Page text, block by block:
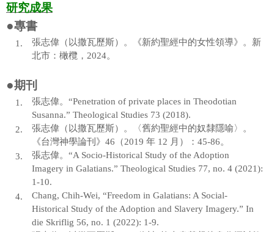
邱凱莉老師
吳國安老師
張雅惠老師
梁越美老師
李建一老師
羅以老師
研究成果
●專書
1.
張志偉（以撒瓦歷斯）。《新約聖經中的女性領導》。新
北市：橄欖，2024。
●期刊
1.
張志偉。“Penetration of private places in Theodotian
Susanna.” Theological Studies 73 (2018).
2.
張志偉（以撒瓦歷斯）。〈舊約聖經中的奴隸隱喻〉。
《台灣神學論刊》46（2019 年 12 月）：45-86。
3.
張志偉。“A Socio-Historical Study of the Adoption
Imagery in Galatians.” Theological Studies 77, no. 4 (2021):
1-10.
4.
Chang, Chih-Wei, “Freedom in Galatians: A Social-
Historical Study of the Adoption and Slavery Imagery.” In
die Skriflig 56, no. 1 (2022): 1-9.